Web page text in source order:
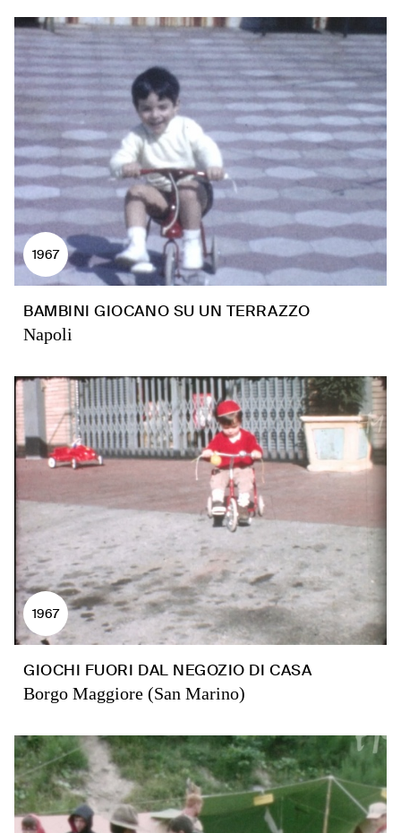
1967
BAMBINI GIOCANO SU UN TERRAZZO
Napoli
1967
GIOCHI FUORI DAL NEGOZIO DI CASA
Borgo Maggiore (San Marino)